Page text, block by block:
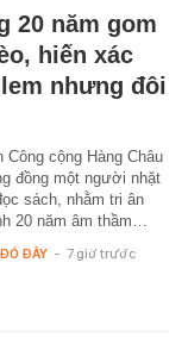
20 năm gom
hiến xác
nhưng đôi
Công cộng Hàng Châu
đồng một người nhặt
sách, nhằm tri ân
20 năm âm thầm…
ĐÂY - 7 giờ trước